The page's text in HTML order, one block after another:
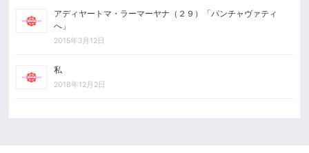
アディヤートマ・ラーマーヤナ（２９）「パンチャヴァティ
へ」
2015年3月12日
私
2018年12月2日